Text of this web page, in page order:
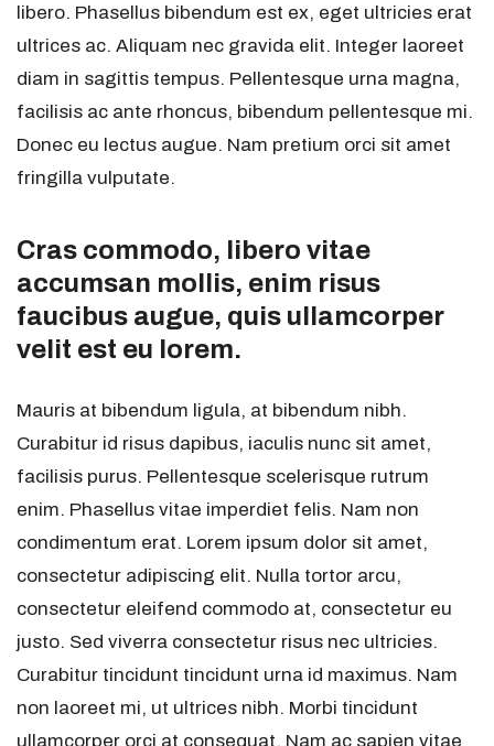
libero. Phasellus bibendum est ex, eget ultricies erat
ultrices ac. Aliquam nec gravida elit. Integer laoreet
diam in sagittis tempus. Pellentesque urna magna,
facilisis ac ante rhoncus, bibendum pellentesque mi.
Donec eu lectus augue. Nam pretium orci sit amet
fringilla vulputate.
Cras commodo, libero vitae
accumsan mollis, enim risus
faucibus augue, quis ullamcorper
velit est eu lorem.
Mauris at bibendum ligula, at bibendum nibh.
Curabitur id risus dapibus, iaculis nunc sit amet,
facilisis purus. Pellentesque scelerisque rutrum
enim. Phasellus vitae imperdiet felis. Nam non
condimentum erat. Lorem ipsum dolor sit amet,
consectetur adipiscing elit. Nulla tortor arcu,
consectetur eleifend commodo at, consectetur eu
justo. Sed viverra consectetur risus nec ultricies.
Curabitur tincidunt tincidunt urna id maximus. Nam
non laoreet mi, ut ultrices nibh. Morbi tincidunt
ullamcorper orci at consequat. Nam ac sapien vitae